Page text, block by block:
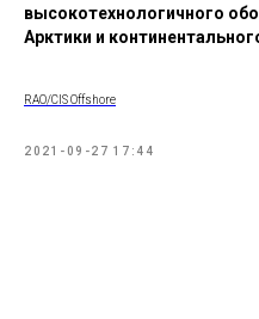
высокотехнологичного
Арктики и
RAO/CIS Offshore
2021-09-27 17:44